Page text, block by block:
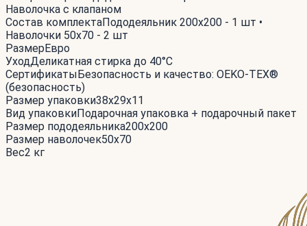
Наволочка с клапаном
Состав комплектаПододеяльник 200x200 - 1 шт •
Наволочки 50x70 - 2 шт
РазмерЕвро
УходДеликатная стирка до 40°С
СертификатыБезопасность и качество: OEKO-TEX®
(безопасность)
Размер упаковки38x29x11
Вид упаковкиПодарочная упаковка + подарочный пакет
Размер пододеяльника200x200
Размер наволочек50x70
Вес2 кг